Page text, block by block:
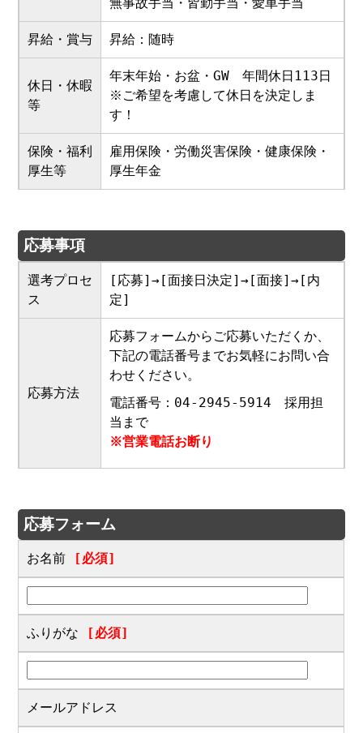
昇給・賞与 昇給：随時
休日・休暇
等
年末年始・お盆・GW 年間休日113日
※ご希望を考慮して休日を決定しま
す！
保険・福利
厚生等
雇用保険・労働災害保険・健康保険・
厚生年金
応募事項
選考プロセ
ス
[応募]→[面接日決定]→[面接]→[内
定]
応募方法
応募フォームからご応募いただくか、
下記の電話番号までお気軽にお問い合
わせください。
電話番号：04-2945-5914 採用担
当まで
※営業電話お断り
応募フォーム
お名前 [必須]
ふりがな [必須]
メールアドレス